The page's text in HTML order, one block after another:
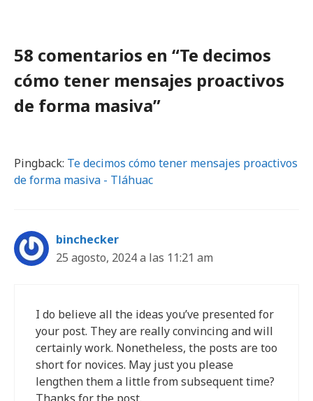
58 comentarios en “Te decimos
cómo tener mensajes proactivos
de forma masiva”
Pingback: Te decimos cómo tener mensajes proactivos
de forma masiva - Tláhuac
binchecker
25 agosto, 2024 a las 11:21 am
I do believe all the ideas you’ve presented for
your post. They are really convincing and will
certainly work. Nonetheless, the posts are too
short for novices. May just you please
lengthen them a little from subsequent time?